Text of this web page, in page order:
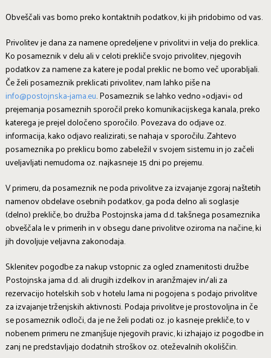
Obveščali vas bomo preko kontaktnih podatkov, ki jih pridobimo od vas.
Privolitev je dana za namene opredeljene v privolitvi in velja do preklica.
Ko posameznik v delu ali v celoti prekliče svojo privolitev, njegovih
podatkov za namene za katere je podal preklic ne bomo več uporabljali.
Če želi posameznik preklicati privolitev, nam lahko piše na
info@postojnska-jama.eu. Posameznik se lahko vedno »odjavi« od
prejemanja posameznih sporočil preko komunikacijskega kanala, preko
katerega je prejel določeno sporočilo. Povezava do odjave oz.
informacija, kako odjavo realizirati, se nahaja v sporočilu. Zahtevo
posameznika po preklicu bomo zabeležil v svojem sistemu in jo začeli
uveljavljati nemudoma oz. najkasneje 15 dni po prejemu.
V primeru, da posameznik ne poda privolitve za izvajanje zgoraj naštetih
namenov obdelave osebnih podatkov, ga poda delno ali soglasje
(delno) prekliče, bo družba Postojnska jama d.d. takšnega posameznika
obveščala le v primerih in v obsegu dane privolitve oziroma na načine, ki
jih dovoljuje veljavna zakonodaja.
Sklenitev pogodbe za nakup vstopnic za ogled znamenitosti družbe
Postojnska jama d.d. ali drugih izdelkov in aranžmajev in/ali za
rezervacijo hotelskih sob v hotelu Jama ni pogojena s podajo privolitve
za izvajanje trženjskih aktivnosti. Podaja privolitve je prostovoljna in če
se posameznik odloči, da je ne želi podati oz. jo kasneje prekliče, to v
nobenem primeru ne zmanjšuje njegovih pravic, ki izhajajo iz pogodbe in
zanj ne predstavljajo dodatnih stroškov oz. oteževalnih okoliščin.